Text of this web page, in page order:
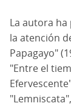
La autora
la atención
Papagayo"
"Entre el